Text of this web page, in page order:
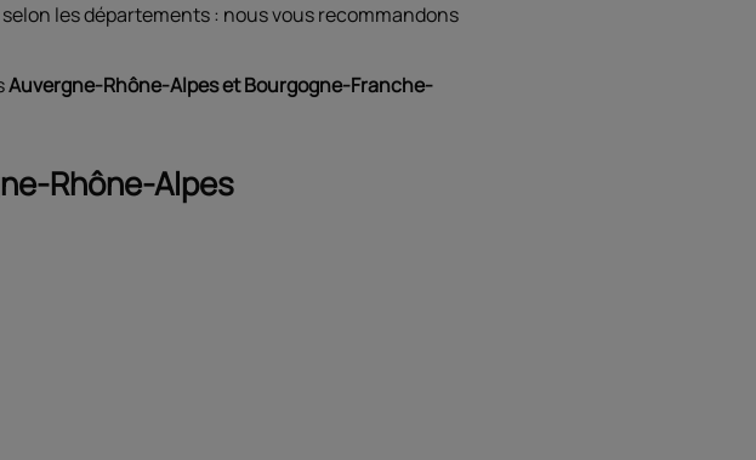
les départements : nous vous recommandons
Auvergne-Rhône-Alpes et Bourgogne-Franche-
Rhône-Alpes